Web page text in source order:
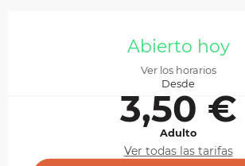
Abierto hoy
Ver los horarios
Desde
3,50 €
Adulto
Ver todas las tarifas